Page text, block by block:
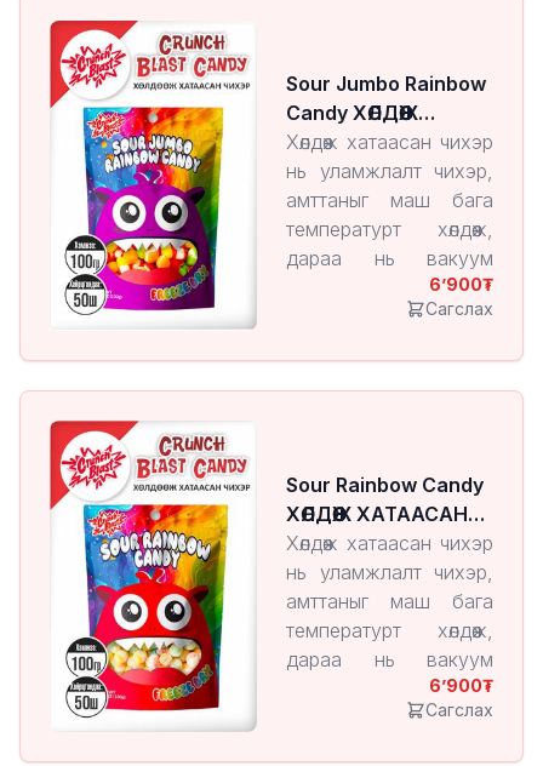
хадгалж, харин бүтэц
нь хөнгөн, шаржигнуур
болдог онцлогтой.
Sour Jumbo Rainbow
Candy ХӨЛДӨӨЖ
ХАТААСАН ЧИХЭР
Хөлдөөж хатаасан чихэр
нь уламжлалт чихэр,
амттаныг маш бага
температурт хөлдөөж,
дараа нь вакуум
орчинд чийгийг нь
ууршуулан гаргаж
хадгалж, харин бүтэц
нь хөнгөн, шаржигнуур
болдог онцлогтой.
6’900
Сагслах
Sour Rainbow Candy
ХӨЛДӨӨЖ ХАТААСАН
ЧИХЭР
Хөлдөөж хатаасан чихэр
нь уламжлалт чихэр,
амттаныг маш бага
температурт хөлдөөж,
дараа нь вакуум
орчинд чийгийг нь
ууршуулан гаргаж
6’900
Сагслах